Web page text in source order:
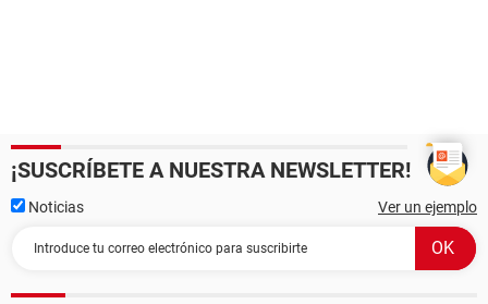
¡SUSCRÍBETE A NUESTRA NEWSLETTER!
Noticias Ver un ejemplo